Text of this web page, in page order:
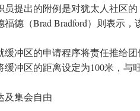
员提出的附例是对犹太人社区
德（Brad Bradford）则表示，
缓冲区的申请程序将责任推给
缓冲区的距离设定为100米，与
及集会自由